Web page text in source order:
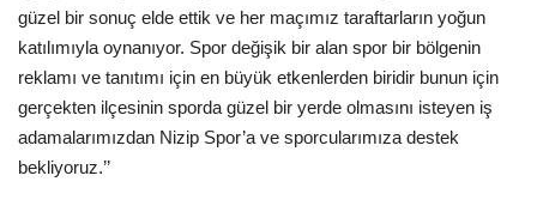
güzel bir sonuç elde ettik ve her maçımız taraftarların yoğun
katılımıyla oynanıyor. Spor değişik bir alan spor bir bölgenin
reklamı ve tanıtımı için en büyük etkenlerden biridir bunun için
gerçekten ilçesinin sporda güzel bir yerde olmasını isteyen iş
adamalarımızdan Nizip Spor’a ve sporcularımıza destek
bekliyoruz.’’